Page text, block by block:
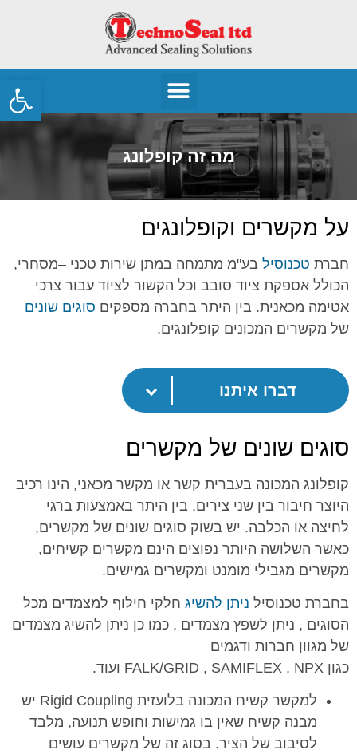
מה זה קופלונג
על מקשרים וקופלונגים
חברת טכנוסיל בע"מ מתמחה במתן שירות טכני –מסחרי,
הכולל אספקת ציוד סובב וכל הקשור לציוד עבור צרכי
אטימה מכאנית. בין היתר בחברה מספקים סוגים שונים
של מקשרים המכונים קופלונגים.
דברו איתנו
סוגים שונים של מקשרים
קופלונג המכונה בעברית קשר או מקשר מכאני, הינו רכיב
היוצר חיבור בין שני צירים, בין היתר באמצעות ברגי
לחיצה או הכלבה. יש בשוק סוגים שונים של מקשרים,
כאשר השלושה היותר נפוצים הינם מקשרים קשיחים,
מקשרים מגבילי מומנט ומקשרים גמישים.
בחברת טכנוסיל ניתן להשיג חלקי חילוף למצמדים מכל
הסוגים , ניתן לשפץ מצמדים , כמו כן ניתן להשיג מצמדים
של מגוון חברות ודגמים
כגון FALK/GRID , SAMIFLEX , NPX ועוד.
למקשר קשיח המכונה בלועזית Rigid Coupling יש
מבנה קשיח שאין בו גמישות וחופש תנועה, מלבד
לסיבוב של הציר. בסוג זה של מקשרים עושים